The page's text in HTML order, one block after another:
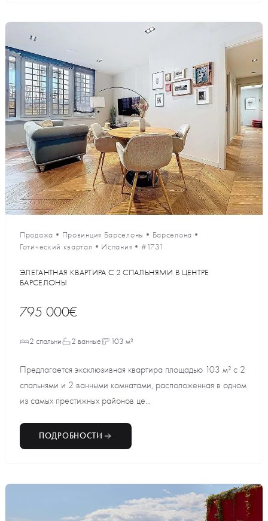
Продажа • Провинция Барселоны • Барселона •
Готический квартал • Испания • #1731
ЭЛЕГАНТНАЯ КВАРТИРА С 2 СПАЛЬНЯМИ В ЦЕНТРЕ
БАРСЕЛОНЫ
795 000€
2 спальни 2 ванные 103 м²
Предлагается эксклюзивная квартира площадью 103 м² с 2
спальнями и 2 ванными комнатами, расположенная в одном
из самых престижных районов це...
ПОДРОБНОСТИ